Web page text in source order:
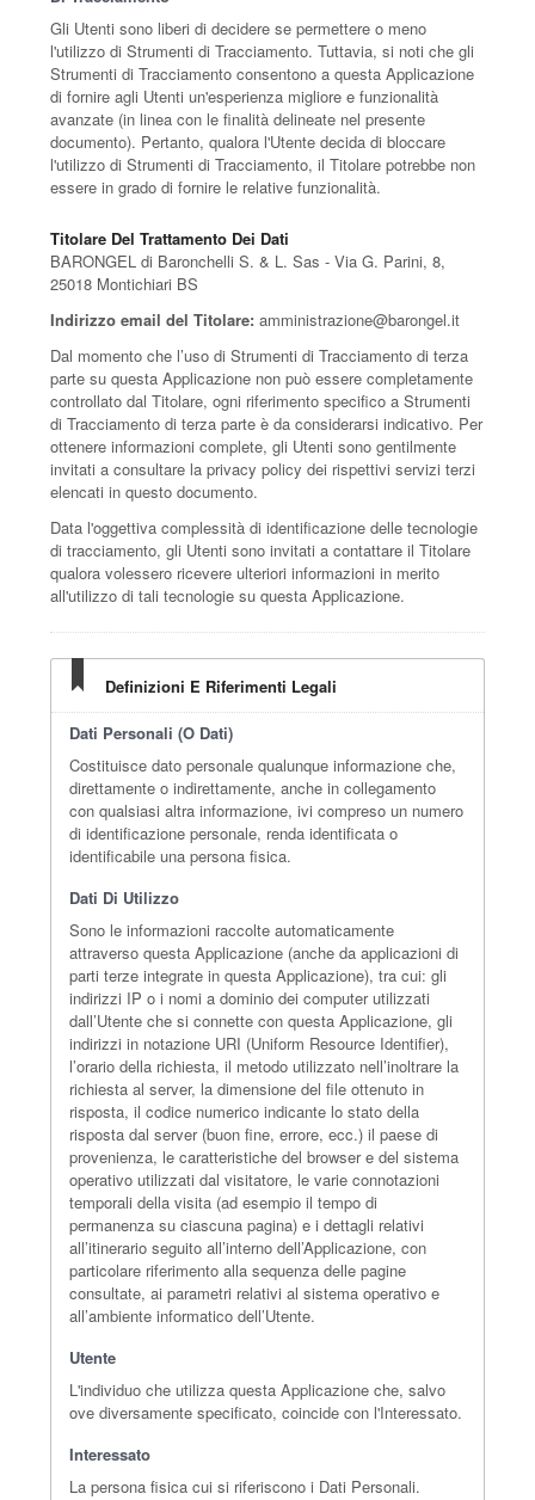
Gli Utenti sono liberi di decidere se permettere o meno
l'utilizzo di Strumenti di Tracciamento. Tuttavia, si noti che gli
Strumenti di Tracciamento consentono a questa Applicazione
di fornire agli Utenti un'esperienza migliore e funzionalità
avanzate (in linea con le finalità delineate nel presente
documento). Pertanto, qualora l'Utente decida di bloccare
l'utilizzo di Strumenti di Tracciamento, il Titolare potrebbe non
essere in grado di fornire le relative funzionalità.
Titolare Del Trattamento Dei Dati
BARONGEL di Baronchelli S. & L. Sas - Via G. Parini, 8,
25018 Montichiari BS
Indirizzo email del Titolare: amministrazione@barongel.it
Dal momento che l’uso di Strumenti di Tracciamento di terza
parte su questa Applicazione non può essere completamente
controllato dal Titolare, ogni riferimento specifico a Strumenti
di Tracciamento di terza parte è da considerarsi indicativo. Per
ottenere informazioni complete, gli Utenti sono gentilmente
invitati a consultare la privacy policy dei rispettivi servizi terzi
elencati in questo documento.
Data l'oggettiva complessità di identificazione delle tecnologie
di tracciamento, gli Utenti sono invitati a contattare il Titolare
qualora volessero ricevere ulteriori informazioni in merito
all'utilizzo di tali tecnologie su questa Applicazione.
Definizioni E Riferimenti Legali
Dati Personali (o Dati)
Costituisce dato personale qualunque informazione che,
direttamente o indirettamente, anche in collegamento
con qualsiasi altra informazione, ivi compreso un numero
di identificazione personale, renda identificata o
identificabile una persona fisica.
Dati Di Utilizzo
Sono le informazioni raccolte automaticamente
attraverso questa Applicazione (anche da applicazioni di
parti terze integrate in questa Applicazione), tra cui: gli
indirizzi IP o i nomi a dominio dei computer utilizzati
dall’Utente che si connette con questa Applicazione, gli
indirizzi in notazione URI (Uniform Resource Identifier),
l’orario della richiesta, il metodo utilizzato nell’inoltrare la
richiesta al server, la dimensione del file ottenuto in
risposta, il codice numerico indicante lo stato della
risposta dal server (buon fine, errore, ecc.) il paese di
provenienza, le caratteristiche del browser e del sistema
operativo utilizzati dal visitatore, le varie connotazioni
temporali della visita (ad esempio il tempo di
permanenza su ciascuna pagina) e i dettagli relativi
all’itinerario seguito all’interno dell’Applicazione, con
particolare riferimento alla sequenza delle pagine
consultate, ai parametri relativi al sistema operativo e
all’ambiente informatico dell’Utente.
Utente
L'individuo che utilizza questa Applicazione che, salvo
ove diversamente specificato, coincide con l'Interessato.
Interessato
La persona fisica cui si riferiscono i Dati Personali.